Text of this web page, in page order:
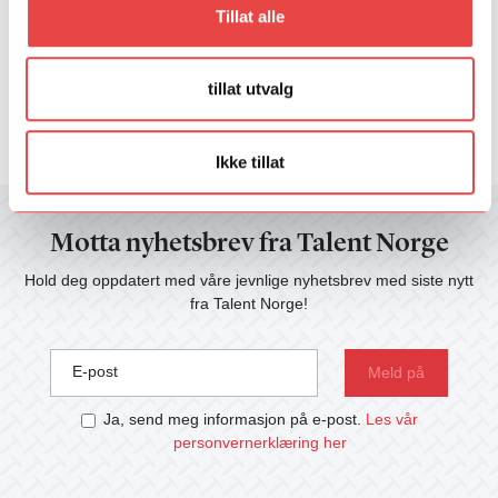
Tillat alle
tillat utvalg
Ikke tillat
Motta nyhetsbrev fra Talent Norge
Hold deg oppdatert med våre jevnlige nyhetsbrev med siste nytt
fra Talent Norge!
E-post
Ja, send meg informasjon på e-post. Les vår
personvernerklæring her